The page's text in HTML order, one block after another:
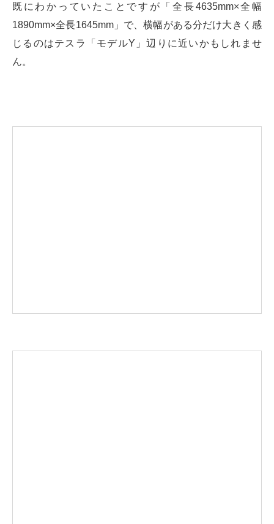
既にわかっていたことですが「全長4635mm×全幅
1890mm×全長1645mm」で、横幅がある分だけ大きく感
じるのはテスラ「モデルY」辺りに近いかもしれませ
ん。